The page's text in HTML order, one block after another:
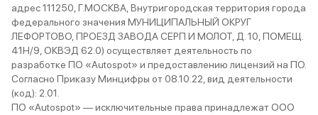
адрес 111250, Г.МОСКВА, Внутригородская территория города
федерального значения МУНИЦИПАЛЬНЫЙ ОКРУГ
ЛЕФОРТОВО, ПРОЕЗД ЗАВОДА СЕРП И МОЛОТ, Д. 10, ПОМЕЩ.
41Н/9, ОКВЭД 62.0) осуществляет деятельность по
разработке ПО «Autospot» и предоставлению лицензий на ПО.
Согласно Приказу Минцифры от 08.10.22, вид деятельности
(код): 2.01.
ПО «Autospot» — исключительные права принадлежат ООО